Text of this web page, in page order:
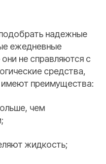
надежные
ежедневные
не справляются с
средства,
преимущества:
чем
жидкость;